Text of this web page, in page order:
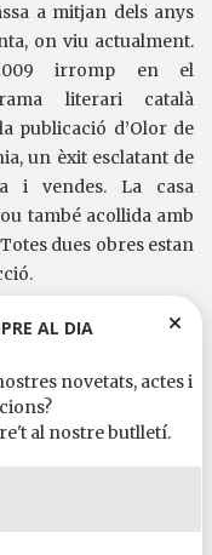
a mitjan dels anys
on viu actualment.
irromp en el
literari català
publicació d’Olor de
un èxit esclatant de
i vendes. La casa
també acollida amb
dues obres estan
EmailComparteix
AL DIA
novetats, actes i
al nostre butlletí.